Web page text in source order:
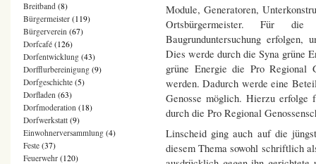
Module, Generatoren,
Ortsbürgermeister. Für
Baugrunduntersuchung erfolgen,
Dies werde durch die Syna grüne
grüne Energie die Pro Regional
werden. Dadurch werde eine
Genosse möglich. Hierzu erfolge
durch die Pro Regional
Linscheid ging auch auf die
diesem Thema sowohl schriftlich
Breitband (8)
Bürgermeister (119)
Bürgerverein (67)
Dorfcafé (126)
Dorfentwicklung (43)
Dorfflurbereinigung (9)
Dorfgeschichte (5)
Dorfladen (63)
Dorfmoderation (18)
Dorfwerkstatt (9)
Einwohnerversammlung (4)
Feste (37)
Feuerwehr (120)